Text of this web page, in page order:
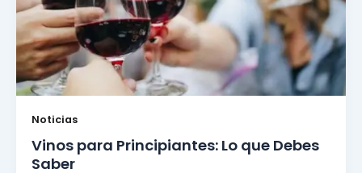
Noticias
Vinos para Principiantes: Lo que Debes
Saber